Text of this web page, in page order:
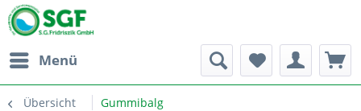
Menü
Übersicht Gummibalg